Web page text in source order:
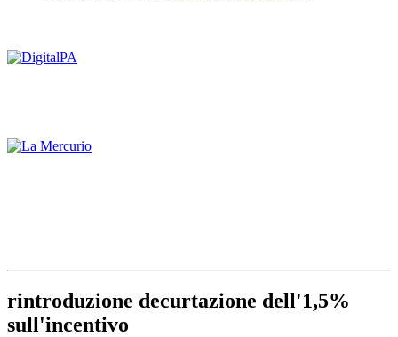
rintroduzione decurtazione dell'1,5%
sull'incentivo